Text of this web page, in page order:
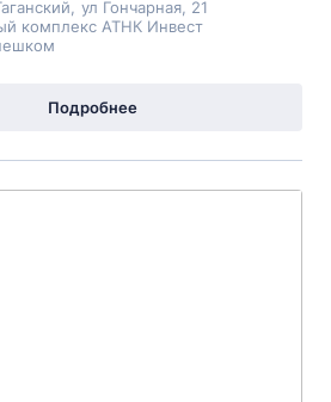
ул Гончарная , 21
комплекс АТНК Инвест
Подробнее